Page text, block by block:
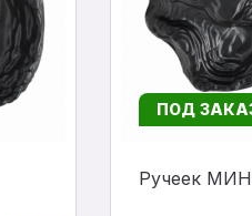
ПОД
Ручеек